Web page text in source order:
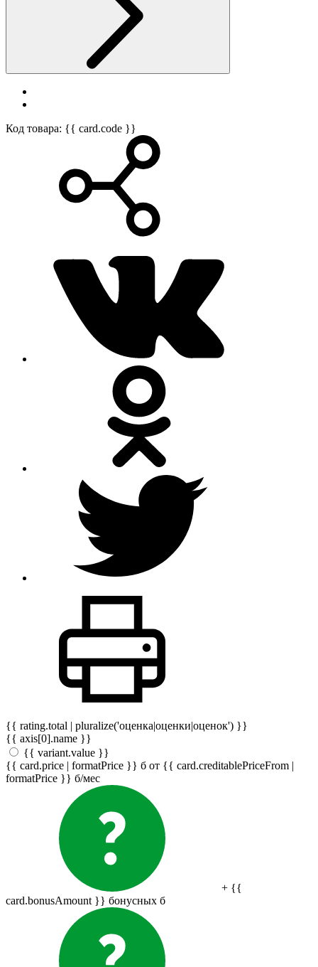
Код товара: {{ card.code }}
{{ rating.total | pluralize('оценка|оценки|оценок') }}
{{ axis[0].name }}
{{ variant.value }}
{{ card.price | formatPrice }} б от {{ card.creditablePriceFrom |
formatPrice }} б/мес
+ {{
card.bonusAmount }} бонусных б